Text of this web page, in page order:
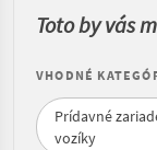
Toto by vás
VHODNÉ
Prídavné
vozíky